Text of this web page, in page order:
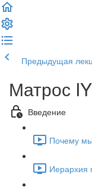
Предыдущая
Матрос
Введение
Почему
Иерархия